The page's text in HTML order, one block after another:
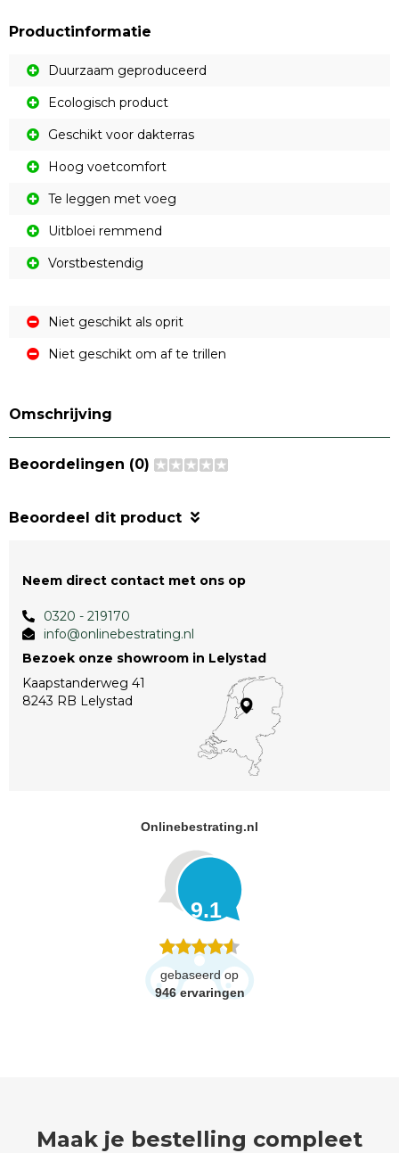
Productinformatie
Duurzaam geproduceerd
Ecologisch product
Geschikt voor dakterras
Hoog voetcomfort
Te leggen met voeg
Uitbloei remmend
Vorstbestendig
Niet geschikt als oprit
Niet geschikt om af te trillen
Omschrijving
Beoordelingen (0)
Beoordeel dit product
Neem direct contact met ons op
0320 - 219170
info@onlinebestrating.nl
Bezoek onze showroom in Lelystad
Kaapstanderweg 41
8243 RB Lelystad
Onlinebestrating.nl
9.1
gebaseerd op
946 ervaringen
Maak je bestelling compleet